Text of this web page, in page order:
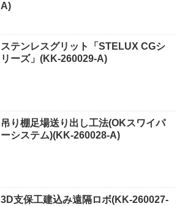
A)
ステンレスグリット「STELUX CGシ
リーズ」(KK-260029-A)
吊り棚足場送り出し工法(OKスワイパ
ーシステム)(KK-260028-A)
3D支保工建込み遠隔ロボ(KK-260027-